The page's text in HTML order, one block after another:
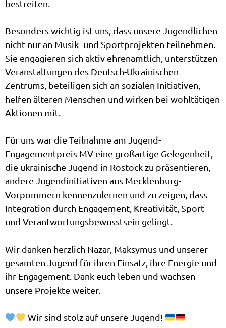
bestreiten.
Besonders wichtig ist uns, dass unsere Jugendlichen
nicht nur an Musik- und Sportprojekten teilnehmen.
Sie engagieren sich aktiv ehrenamtlich, unterstützen
Veranstaltungen des Deutsch-Ukrainischen
Zentrums, beteiligen sich an sozialen Initiativen,
helfen älteren Menschen und wirken bei wohltätigen
Aktionen mit.
Für uns war die Teilnahme am Jugend-
Engagementpreis MV eine großartige Gelegenheit,
die ukrainische Jugend in Rostock zu präsentieren,
andere Jugendinitiativen aus Mecklenburg-
Vorpommern kennenzulernen und zu zeigen, dass
Integration durch Engagement, Kreativität, Sport
und Verantwortungsbewusstsein gelingt.
Wir danken herzlich Nazar, Maksymus und unserer
gesamten Jugend für ihren Einsatz, ihre Energie und
ihr Engagement. Dank euch leben und wachsen
unsere Projekte weiter.
Wir sind stolz auf unsere Jugend!